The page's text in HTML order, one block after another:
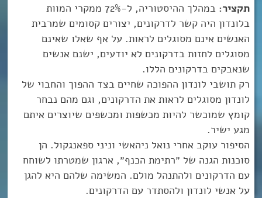
תקציר:
במהלך ההיסטוריה, ל-72% ממקרי המוות
בלונדון היה קשר לדרקונים, יצורים קסומים שמרבית
האנשים אינם מסוגלים לראות. על אף שאלו שאינם
מסוגלים לחזות בדרקונים לא יודעים, ישנם אנשים
שנאבקים בדרקונים הללו.
רק תושבי לונדון ההפוכה שחיים בצד ההפוך והחבוי של
לונדון מסוגלים לראות את הדרקונים, וגם מהם נבחר
קומץ שמוכשר להיות מכשפות ומכשפים שיוצרים איתם
מגע ישיר.
הסיפור עוקב אחרי נואל ניהאשי וניני ספאנגקול. הן
סוכנות הגנה של ״רתימת הכנף״, ארגון שמטרתו לשוחח
עם הדרקונים ולהתנהל מולם. המשימה שלהם היא להגן
על אנשי לונדון ולהסתדר עם הדרקונים.